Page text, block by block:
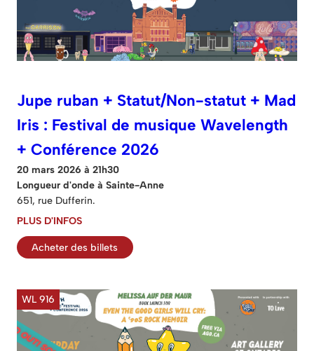
Jupe ruban + Statut/Non-statut + Mad
Iris : Festival de musique Wavelength
+ Conférence 2026
20 mars 2026 à 21h30
Longueur d'onde à Sainte-Anne
651, rue Dufferin.
PLUS D'INFOS
Acheter des billets
WL 916